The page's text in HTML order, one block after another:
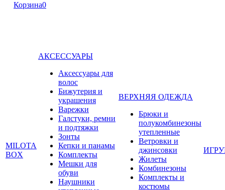
Корзина0
MILOTA
BOX
АКСЕССУАРЫ
Аксессуары для
волос
Бижутерия и
украшения
Варежки
Галстуки, ремни
и подтяжки
Зонты
Кепки и панамы
Комплекты
Мешки для
обуви
Наушники
ВЕРХНЯЯ ОДЕЖДА
Брюки и
полукомбинезоны
утепленные
Ветровки и
джинсовки
Жилеты
Комбинезоны
Комплекты и
костюмы